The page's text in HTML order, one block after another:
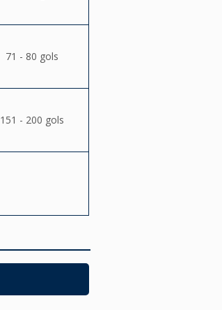
71 - 80 gols
151 - 200 gols